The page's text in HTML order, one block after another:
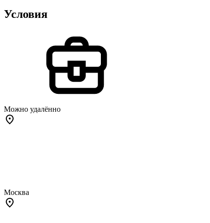
Условия
Можно удалённо
Москва